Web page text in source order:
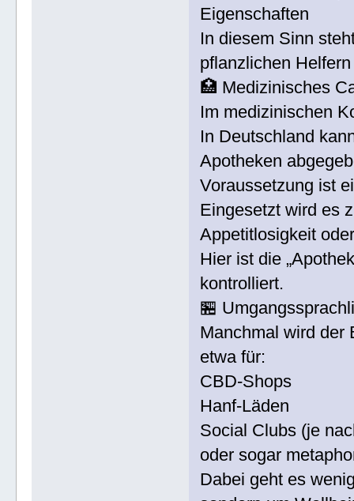
Eigenschaften
In diesem Sinn
pflanzlichen
🏥 Medizinisches
Im medizinischen
In Deutschland
Apotheken
Voraussetzung ist
Eingesetzt wird es
Appetitlosigkeit
Hier ist die
kontrolliert.
🏪
Manchmal wird der
etwa für:
CBD-Shops
Hanf-Läden
Social Clubs (je
oder sogar
Dabei geht es